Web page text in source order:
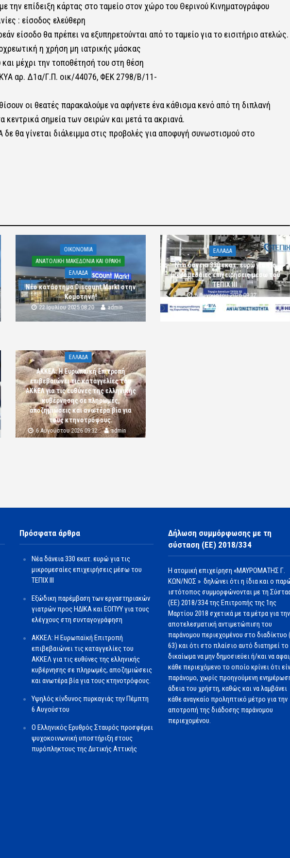
την επίδειξη κάρτας στο ταμείο στον χώρο του Θερινού Κινηματογράφου
: είσοδος ελεύθερη
είσοδο θα πρέπει να εξυπηρετούνται από το ταμείο για το εισιτήριο ατελώς.
η χρήση μη ιατρικής μάσκας
μέχρι την τοποθέτησή του στη θέση
αρ. Δ1α/Γ.Π. οικ/44076, ΦΕΚ 2798/Β/11-
οι θεατές παρακαλούμε να αφήνετε ένα κάθισμα κενό από τη διπλανή
σημεία των σειρών και μετά τα ακριανά.
θα γίνεται διάλειμμα στις προβολές για αποφυγή συνωστισμού στο
OIKONOMIA
ΑΝΑΤΟΛΙΚΗ ΜΑΚΕΔΟΝΙΑ ΚΑΙ ΘΡΑΚΗ
ΕΛΛΑΔΑ
Νέο κατάστημα Discount Markt στην
Κομοτηνή!
22 Ιουλίου 2025 08:20 admin
ΕΛΛΑΔΑ
Νέα δάνεια 330 εκατ. ευρώ για τις
μικρομεσαίες επιχειρήσεις μέσω του
ΤΕΠΙΧ ΙΙΙ
6 Αυγούστου 2026 09:32
komotini24
ΕΛΛΑΔΑ
ΑΚΚΕΛ: Η Ευρωπαϊκή Επιτροπή
επιβεβαιώνει τις καταγγελίες του
ΑΚΚΕΛ για τις ευθύνες της ελληνικής
κυβέρνησης σε πληρωμές,
αποζημιώσεις και ανωτέρα βία για
τους κτηνοτρόφους.
6 Αυγούστου 2026 09:32 admin
Πρόσφατα άρθρα
Νέα δάνεια 330 εκατ. ευρώ για τις
μικρομεσαίες επιχειρήσεις μέσω του
ΤΕΠΙΧ ΙΙΙ
Εξώδικη παρέμβαση των εργαστηριακών
γιατρών προς ΗΔΙΚΑ και ΕΟΠΥΥ για τους
ελέγχους στη συνταγογράφηση
ΑΚΚΕΛ: Η Ευρωπαϊκή Επιτροπή
επιβεβαιώνει τις καταγγελίες του
ΑΚΚΕΛ για τις ευθύνες της ελληνικής
κυβέρνησης σε πληρωμές, αποζημιώσεις
και ανωτέρα βία για τους κτηνοτρόφους.
Υψηλός κίνδυνος πυρκαγιάς την Πέμπτη
6 Αυγούστου
Ο Ελληνικός Ερυθρός Σταυρός προσφέρει
ψυχοκοινωνική υποστήριξη στους
πυρόπληκτους της Δυτικής Αττικής
Δήλωση συμμόρφωσης με τη
σύσταση (ΕΕ) 2018/334
Η ατομική επιχείρηση «ΜΑΥΡΟΜΑΤΗΣ Γ.
ΚΩΝ/ΝΟΣ » δηλώνει ότι η ίδια και ο
ιστότοπος συμμορφώνονται με τη
(ΕΕ) 2018/334 της Επιτροπής της 1ης
Μαρτίου 2018 σχετικά με τα μέτρα για την
αποτελεσματική αντιμετώπιση του
παράνομου περιεχομένου στο διαδίκτυο
63) και ότι στο πλαίσιο αυτό διατηρεί το
δικαίωμα να μην δημοσιεύει ή/και να
κάθε περιεχόμενο το οποίο κρίνει ότι
παράνομο, χωρίς προηγούμενη
άδεια του χρήστη, καθώς και να λαμβάνει
κάθε αναγκαίο προληπτικό μέτρο για την
αποτροπή της διάδοσης παράνομου
περιεχομένου.